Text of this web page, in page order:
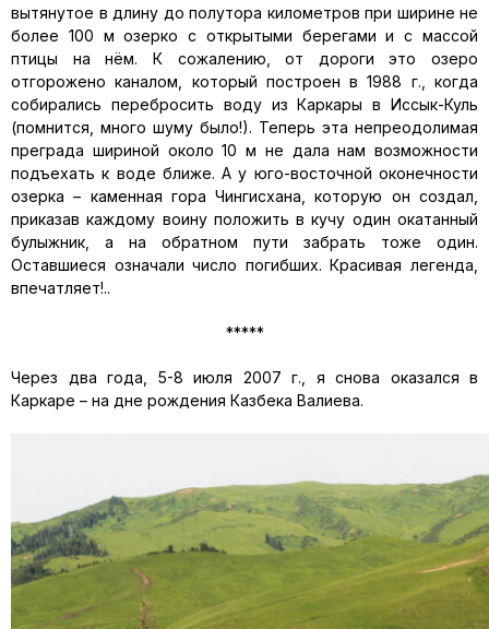
вытянутое в длину до полутора километров при ширине не
более 100 м озерко с открытыми берегами и с массой
птицы на нём. К сожалению, от дороги это озеро
отгорожено каналом, который построен в 1988 г., когда
собирались перебросить воду из Каркары в Иссык-Куль
(помнится, много шуму было!). Теперь эта непреодолимая
преграда шириной около 10 м не дала нам возможности
подъехать к воде ближе. А у юго-восточной оконечности
озерка – каменная гора Чингисхана, которую он создал,
приказав каждому воину положить в кучу один окатанный
булыжник, а на обратном пути забрать тоже один.
Оставшиеся означали число погибших. Красивая легенда,
впечатляет!..
*****
Через два года, 5-8 июля 2007 г., я снова оказался в
Каркаре – на дне рождения Казбека Валиева.